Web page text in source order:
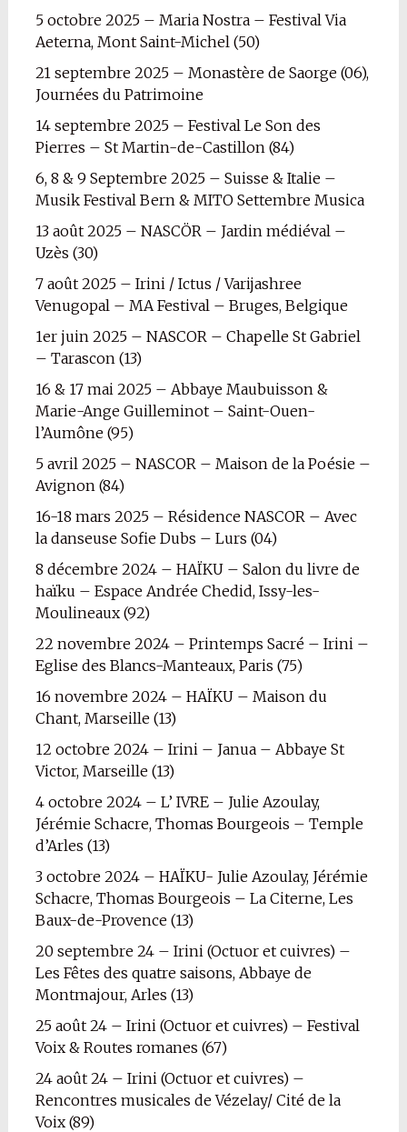
5 octobre 2025 – Maria Nostra – Festival Via
Aeterna, Mont Saint-Michel (50)
21 septembre 2025 – Monastère de Saorge (06),
Journées du Patrimoine
14 septembre 2025 – Festival Le Son des
Pierres – St Martin-de-Castillon (84)
6, 8 & 9 Septembre 2025 – Suisse & Italie –
Musik Festival Bern & MITO Settembre Musica
13 août 2025 – NASCÖR – Jardin médiéval –
Uzès (30)
7 août 2025 – Irini / Ictus / Varijashree
Venugopal – MA Festival – Bruges, Belgique
1er juin 2025 – NASCOR – Chapelle St Gabriel
– Tarascon (13)
16 & 17 mai 2025 – Abbaye Maubuisson &
Marie-Ange Guilleminot – Saint-Ouen-
l’Aumône (95)
5 avril 2025 – NASCOR – Maison de la Poésie –
Avignon (84)
16-18 mars 2025 – Résidence NASCOR – Avec
la danseuse Sofie Dubs – Lurs (04)
8 décembre 2024 – HAÏKU – Salon du livre de
haïku – Espace Andrée Chedid, Issy-les-
Moulineaux (92)
22 novembre 2024 – Printemps Sacré – Irini –
Eglise des Blancs-Manteaux, Paris (75)
16 novembre 2024 – HAÏKU – Maison du
Chant, Marseille (13)
12 octobre 2024 – Irini – Janua – Abbaye St
Victor, Marseille (13)
4 octobre 2024 – L’ IVRE – Julie Azoulay,
Jérémie Schacre, Thomas Bourgeois – Temple
d’Arles (13)
3 octobre 2024 – HAÏKU- Julie Azoulay, Jérémie
Schacre, Thomas Bourgeois – La Citerne, Les
Baux-de-Provence (13)
20 septembre 24 – Irini (Octuor et cuivres) –
Les Fêtes des quatre saisons, Abbaye de
Montmajour, Arles (13)
25 août 24 – Irini (Octuor et cuivres) – Festival
Voix & Routes romanes (67)
24 août 24 – Irini (Octuor et cuivres) –
Rencontres musicales de Vézelay/ Cité de la
Voix (89)